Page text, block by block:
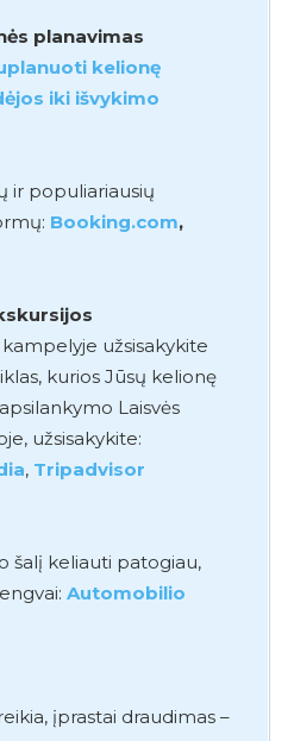
planavimas
kelionę
iki išvykimo
ir populiariausių
Booking.com,
užsisakykite
kurios Jūsų kelionę
Laisvės
užsisakykite:
, Tripadvisor
šalį keliauti patogiau,
Automobilio
įprastai draudimas –